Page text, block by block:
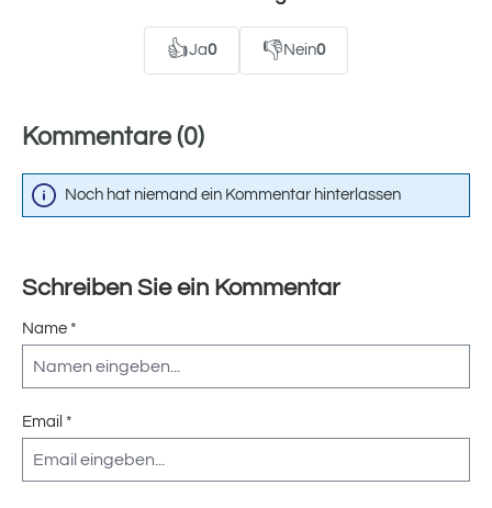
👍Ja0 👎 Nein0
Kommentare (0)
Noch hat niemand ein Kommentar hinterlassen
Schreiben Sie ein Kommentar
Name *
Email *